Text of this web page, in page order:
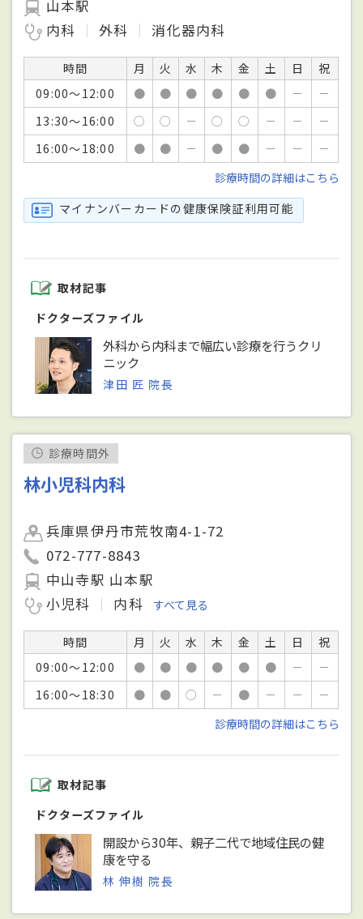
山本駅
内科
外科 消化器内科
時間 月 火 水 木 金 土 日
祝
09:00～12:00
● ● ● ● ● ● －
－
13:30～16:00
○ ○ － ○ ○ － －
－
16:00～18:00
● ● － ● ● － －
－
診療時間の詳細はこちら
マイナンバーカードの健康保険証利用可能
取材記事
ドクターズファイル
外科から内科まで幅広い診療を行うクリ
ニック
津田 匠 院長
診療時間外
林小児科内科
兵庫県伊丹市荒牧南4-1-72
072-777-8843
中山寺駅 山本駅
小児科
内科 すべて見る
時間 月 火 水 木 金 土 日
祝
09:00～12:00
● ● ● ● ● ● －
－
16:00～18:30
● ● ○ － ● － －
－
診療時間の詳細はこちら
取材記事
ドクターズファイル
開設から30年、親子二代で地域住民の健
康を守る
林 伸樹 院長